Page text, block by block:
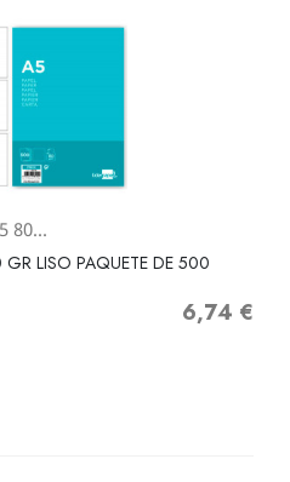
80...
GR LISO PAQUETE DE 500
Precio
6,74 €